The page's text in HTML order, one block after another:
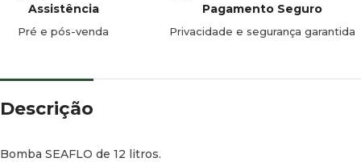
Assistência
Pré e pós-venda
Pagamento Seguro
Privacidade e segurança garantida
Descrição
Bomba SEAFLO de 12 litros.